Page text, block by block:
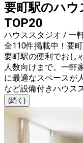
要町駅のハ
TOP20
ハウススタジオ / 一
全110件掲載中！要
要町駅の便利でおし
人数向けまで。一軒
に最適なスペースが
など設備付きハウス
(続く)